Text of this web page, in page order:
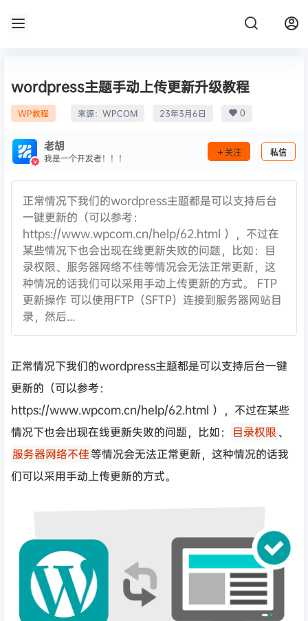
wordpress主题手动上传更新升级教程
WP教程 来源： WPCOM 23年3月6日 0
老胡
我是一个开发者！！！ 关注 私信
正常情况下我们的wordpress主题都是可以支持后台
一键更新的（可以参考：
https://www.wpcom.cn/help/62.html ），不过在
某些情况下也会出现在线更新失败的问题，比如：目
录权限、服务器网络不佳等情况会无法正常更新，这
种情况的话我们可以采用手动上传更新的方式。 FTP
更新操作 可以使用FTP（SFTP）连接到服务器网站目
录，然后...
正常情况下我们的wordpress主题都是可以支持后台一键
更新的（可以参考：
https://www.wpcom.cn/help/62.html ），不过在某些
情况下也会出现在线更新失败的问题，比如：
目录权限 、
服务器网络不佳等情况会无法正常更新，这种情况的话我
们可以采用手动上传更新的方式。